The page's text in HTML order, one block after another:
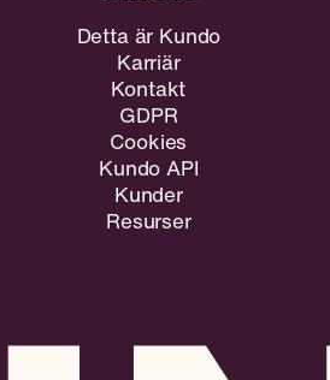
Detta är Kundo
Karriär
Kontakt
GDPR
Cookies
Kundo API
Kunder
Resurser